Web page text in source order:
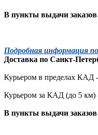
В пункты выдачи
Подробная информация
Доставка по Санкт-
Курьером в пределах КАД
Курьером за КАД (до 5 км)
В пункты выдачи